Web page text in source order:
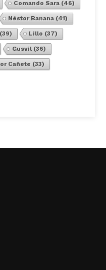
Comando Sara(46)
Néstor Banana(41)
Lillo (37)
Gusvil(36)
Cañete (33)